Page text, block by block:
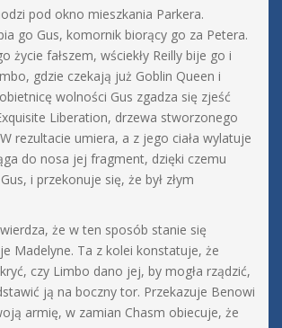
pod okno mieszkania Parkera.
go Gus, komornik biorący go za Petera.
życie fałszem, wściekły Reilly bije go i
gdzie czekają już Goblin Queen i
wolności Gus zgadza się zjeść
Liberation, drzewa stworzonego
rezultacie umiera, a z jego ciała wylatuje
do nosa jej fragment, dzięki czemu
i przekonuje się, że był złym
że w ten sposób stanie się
Madelyne. Ta z kolei konstatuje, że
czy Limbo dano jej, by mogła rządzić,
ją na boczny tor. Przekazuje Benowi
armię, w zamian Chasm obiecuje, że